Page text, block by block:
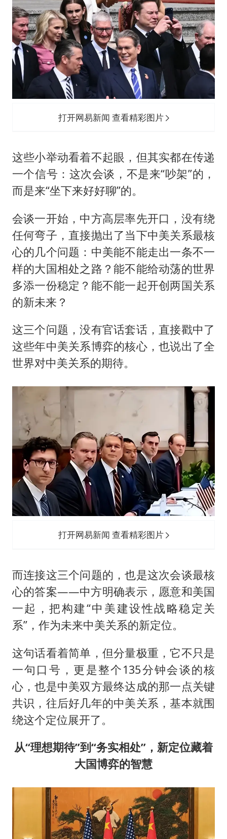
打开网易新闻 查看精彩图片
这些小举动看着不起眼，但其实都在传递
一个信号：这次会谈，不是来“吵架”的，
而是来“坐下来好好聊”的。
会谈一开始，中方高层率先开口，没有绕
任何弯子，直接抛出了当下中美关系最核
心的几个问题：中美能不能走出一条不一
样的大国相处之路？能不能给动荡的世界
多添一份稳定？能不能一起开创两国关系
的新未来？
这三个问题，没有官话套话，直接戳中了
这些年中美关系博弈的核心，也说出了全
世界对中美关系的期待。
打开网易新闻 查看精彩图片
而连接这三个问题的，也是这次会谈最核
心的答案——中方明确表示，愿意和美国
一起，把构建“中美建设性战略稳定关
系”，作为未来中美关系的新定位。
这句话看着简单，但分量极重，它不只是
一句口号，更是整个135分钟会谈的核
心，也是中美双方最终达成的那一点关键
共识，往后好几年的中美关系，基本就围
绕这个定位展开了。
从“理想期待”到“务实相处”，新定位藏着
大国博弈的智慧